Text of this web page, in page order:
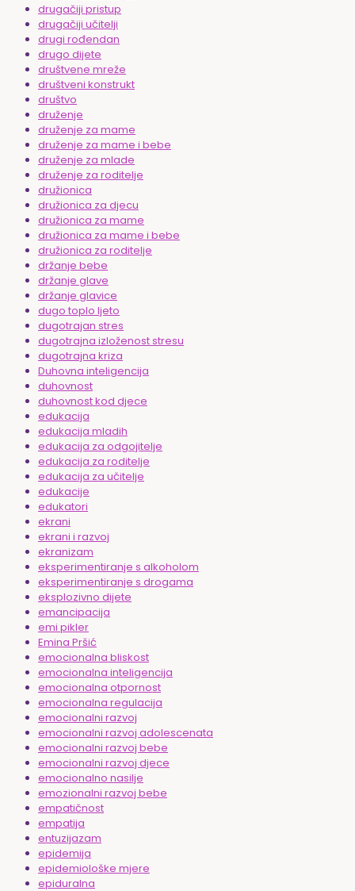
drugačiji pristup
drugačiji učitelji
drugi rođendan
drugo dijete
društvene mreže
društveni konstrukt
društvo
druženje
druženje za mame
druženje za mame i bebe
druženje za mlade
druženje za roditelje
družionica
družionica za djecu
družionica za mame
družionica za mame i bebe
družionica za roditelje
držanje bebe
držanje glave
držanje glavice
dugo toplo ljeto
dugotrajan stres
dugotrajna izloženost stresu
dugotrajna kriza
Duhovna inteligencija
duhovnost
duhovnost kod djece
edukacija
edukacija mladih
edukacija za odgojitelje
edukacija za roditelje
edukacija za učitelje
edukacije
edukatori
ekrani
ekrani i razvoj
ekranizam
eksperimentiranje s alkoholom
eksperimentiranje s drogama
eksplozivno dijete
emancipacija
emi pikler
Emina Pršić
emocionalna bliskost
emocionalna inteligencija
emocionalna otpornost
emocionalna regulacija
emocionalni razvoj
emocionalni razvoj adolescenata
emocionalni razvoj bebe
emocionalni razvoj djece
emocionalno nasilje
emozionalni razvoj bebe
empatičnost
empatija
entuzijazam
epidemija
epidemiološke mjere
epiduralna